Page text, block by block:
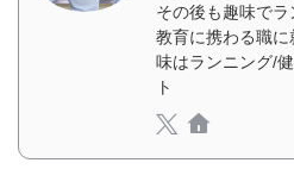
その後も趣味で
教育に携わる職
味はランニング/
ト